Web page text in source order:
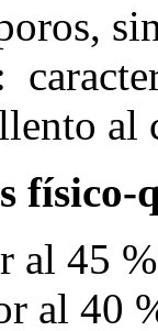
al
físico-
al 45
al 40